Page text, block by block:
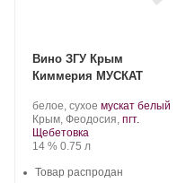
Вино ЗГУ Крым
Киммерия МУСКАТ
Производитель:
АО
«Золотое
поле».
белое, сухое .
Сорт
мускат белый
Регион:
Крым, Феодосия, пгт.
Щебетовка
Крепость
14 %. Объем
0.75 л
Товар распродан